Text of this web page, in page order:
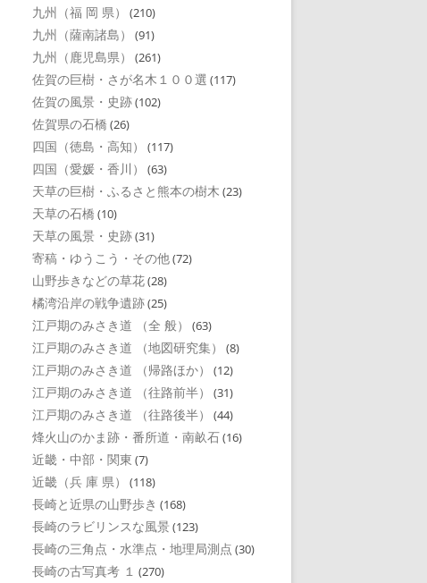
九州（福 岡 県） (210)
九州（薩南諸島） (91)
九州（鹿児島県） (261)
佐賀の巨樹・さが名木１００選 (117)
佐賀の風景・史跡(102)
佐賀県の石橋 (26)
四国（徳島・高知） (117)
四国（愛媛・香川） (63)
天草の巨樹・ふるさと熊本の樹木 (23)
天草の石橋 (10)
天草の風景・史跡(31)
寄稿・ゆうこう・その他(72)
山野歩きなどの草花(28)
橘湾沿岸の戦争遺跡(25)
江戸期のみさき道 （全 般） (63)
江戸期のみさき道 （地図研究集） (8)
江戸期のみさき道 （帰路ほか） (12)
江戸期のみさき道 （往路前半） (31)
江戸期のみさき道 （往路後半） (44)
烽火山のかま跡・番所道・南畝石(16)
近畿・中部・関東 (7)
近畿（兵 庫 県） (118)
長崎と近県の山野歩き (168)
長崎のラビリンスな風景 (123)
長崎の三角点・水準点・地理局測点 (30)
長崎の古写真考 １ (270)